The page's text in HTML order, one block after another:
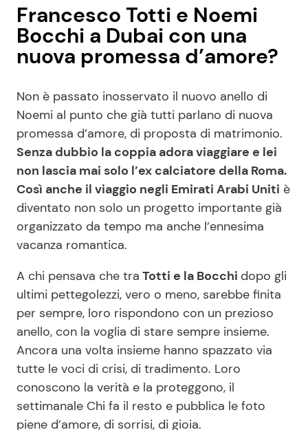
Francesco Totti e Noemi
Bocchi a Dubai con una
nuova promessa d’amore?
Non è passato inosservato il nuovo anello di
Noemi al punto che già tutti parlano di nuova
promessa d’amore, di proposta di matrimonio.
Senza dubbio la coppia adora viaggiare e lei
non lascia mai solo l’ex calciatore della Roma.
Così anche il viaggio negli Emirati Arabi Uniti è
diventato non solo un progetto importante già
organizzato da tempo ma anche l’ennesima
vacanza romantica.
A chi pensava che tra Totti e la Bocchi dopo gli
ultimi pettegolezzi, vero o meno, sarebbe finita
per sempre, loro rispondono con un prezioso
anello, con la voglia di stare sempre insieme.
Ancora una volta insieme hanno spazzato via
tutte le voci di crisi, di tradimento. Loro
conoscono la verità e la proteggono, il
settimanale Chi fa il resto e pubblica le foto
piene d’amore, di sorrisi, di gioia.